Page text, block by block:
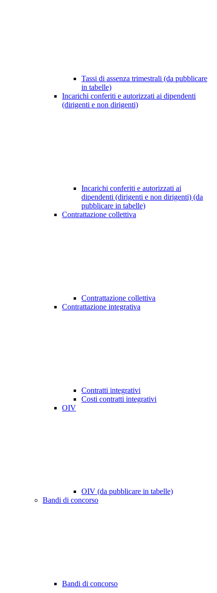
Tassi di assenza trimestrali (da pubblicare
in tabelle)
Incarichi conferiti e autorizzati ai dipendenti
(dirigenti e non dirigenti)
Incarichi conferiti e autorizzati ai
dipendenti (dirigenti e non dirigenti) (da
pubblicare in tabelle)
Contrattazione collettiva
Contrattazione collettiva
Contrattazione integrativa
Contratti integrativi
Costi contratti integrativi
OIV
OIV (da pubblicare in tabelle)
Bandi di concorso
Bandi di concorso